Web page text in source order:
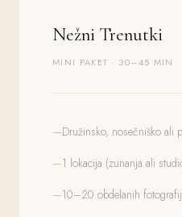
Nežni Trenutki
MINI PAKET · 30–45 MIN
Družinsko, nosečniško ali
1 lokacija (zunanja ali
10–20 obdelanih fotografij